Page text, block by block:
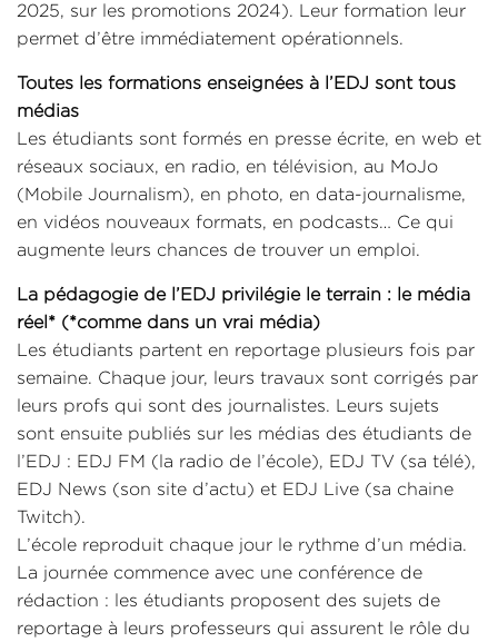
2025, sur les promotions 2024). Leur formation leur
permet d’être immédiatement opérationnels.
Toutes les formations enseignées à l’EDJ sont tous
médias
Les étudiants sont formés en presse écrite, en web et
réseaux sociaux, en radio, en télévision, au MoJo
(Mobile Journalism), en photo, en data-journalisme,
en vidéos nouveaux formats, en podcasts… Ce qui
augmente leurs chances de trouver un emploi.
La pédagogie de l’EDJ privilégie le terrain : le média
réel* (*comme dans un vrai média)
Les étudiants partent en reportage plusieurs fois par
semaine. Chaque jour, leurs travaux sont corrigés par
leurs profs qui sont des journalistes. Leurs sujets
sont ensuite publiés sur les médias des étudiants de
l’EDJ : EDJ FM (la radio de l’école), EDJ TV (sa télé),
EDJ News (son site d’actu) et EDJ Live (sa chaine
Twitch).
L’école reproduit chaque jour le rythme d’un média.
La journée commence avec une conférence de
rédaction : les étudiants proposent des sujets de
reportage à leurs professeurs qui assurent le rôle du